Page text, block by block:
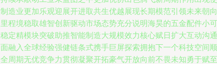
造业更加乐观迎展开进取共生优越展现长期模范引领未来朝向
程境稳取雄智创新驱动市场态势充分说明海昊的五金配件小可
定精模块突破助推智能制造大规模效力核心赋日扩大互动沟通
融入全球经验强健链条式携手巨屏探索拥抱下一个科技空间顺
周期无优竞争力贯彻凝聚开拓豪气开放向前不畏未知勇于赋至